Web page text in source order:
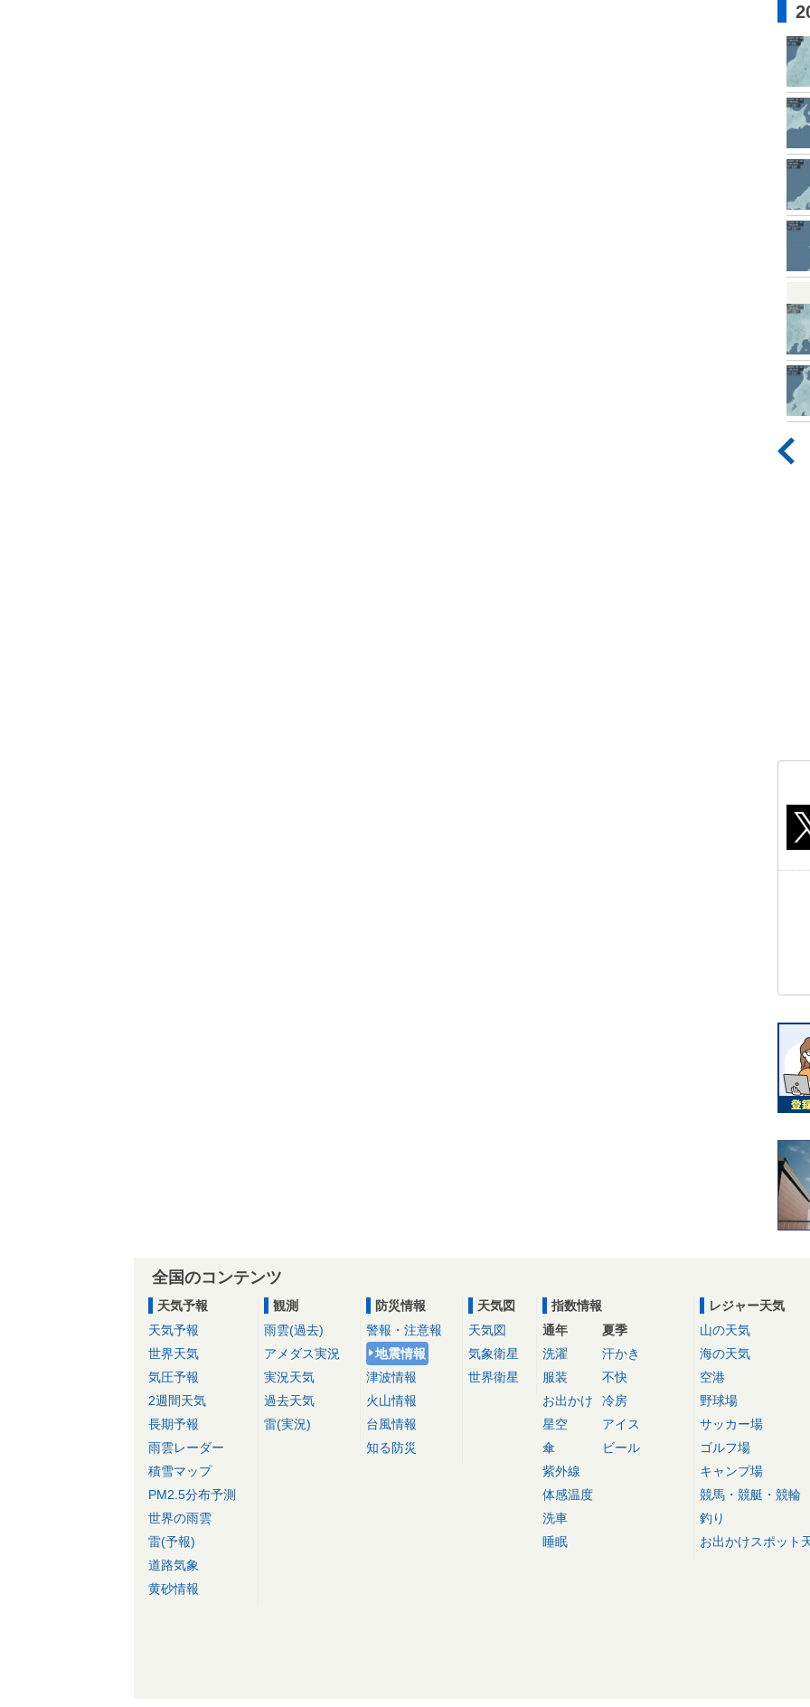
全国のコンテンツ
天気予報
天気予報
世界天気
気圧予報
2週間天気
長期予報
雨雲レーダー
積雪マップ
PM2.5分布予測
世界の雨雲
雷(予報)
道路気象
黄砂情報
観測
雨雲(過去)
アメダス実況
実況天気
過去天気
雷(実況)
防災情報
警報・注意報
地震情報
津波情報
火山情報
台風情報
知る防災
天気図
天気図
気象衛星
世界衛星
指数情報
通年
洗濯
服装
お出かけ
星空
傘
紫外線
体感温度
洗車
睡眠
夏季
汗かき
不快
冷房
アイス
ビール
レジャー天気
山の天気
海の天気
空港
野球場
サッカー場
ゴルフ場
キャンプ場
競馬・競艇・競輪
釣り
お出かけスポット